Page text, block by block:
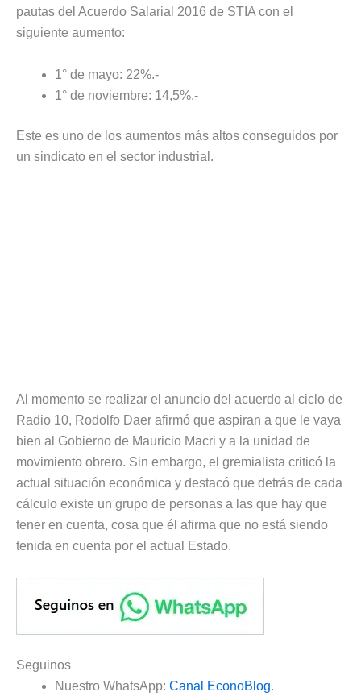
pautas del Acuerdo Salarial 2016 de STIA con el
siguiente aumento:
1° de mayo: 22%.-
1° de noviembre: 14,5%.-
Este es uno de los aumentos más altos conseguidos por
un sindicato en el sector industrial.
Al momento se realizar el anuncio del acuerdo al ciclo de
Radio 10, Rodolfo Daer afirmó que aspiran a que le vaya
bien al Gobierno de Mauricio Macri y a la unidad de
movimiento obrero. Sin embargo, el gremialista criticó la
actual situación económica y destacó que detrás de cada
cálculo existe un grupo de personas a las que hay que
tener en cuenta, cosa que él afirma que no está siendo
tenida en cuenta por el actual Estado.
Seguinos
Nuestro WhatsApp: Canal EconoBlog.